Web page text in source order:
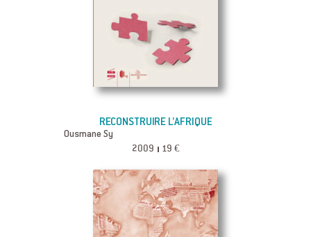
RECONSTRUIRE L’AFRIQUE
Ousmane Sy
2009 19 €